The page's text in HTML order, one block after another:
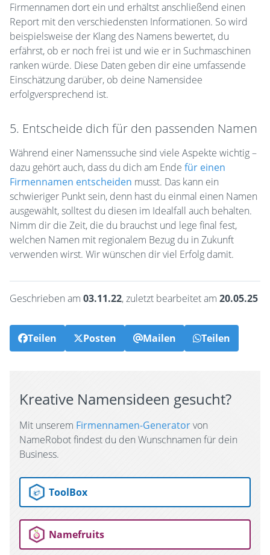
Firmennamen dort ein und erhältst anschließend einen
Report mit den verschiedensten Informationen. So wird
beispielsweise der Klang des Namens bewertet, du
erfährst, ob er noch frei ist und wie er in Suchmaschinen
ranken würde. Diese Daten geben dir eine umfassende
Einschätzung darüber, ob deine Namensidee
erfolgversprechend ist.
5. Entscheide dich für den passenden Namen
Während einer Namenssuche sind viele Aspekte wichtig –
dazu gehört auch, dass du dich am Ende für einen
Firmennamen entscheiden musst. Das kann ein
schwieriger Punkt sein, denn hast du einmal einen Namen
ausgewählt, solltest du diesen im Idealfall auch behalten.
Nimm dir die Zeit, die du brauchst und lege final fest,
welchen Namen mit regionalem Bezug du in Zukunft
verwenden wirst. Wir wünschen dir viel Erfolg damit.
Geschrieben am 03.11.22, zuletzt bearbeitet am 20.05.25
Teilen Posten Mailen Teilen
Kreative Namensideen gesucht?
Mit unserem Firmennamen-Generatorvon
NameRobot findest du den Wunschnamen für dein
Business.
ToolBox
Namefruits